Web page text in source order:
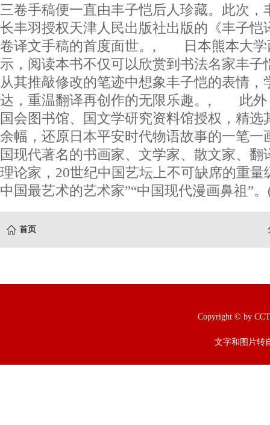
三卷手稿便一直由丰子恺后人珍藏。此次，
长丰羽授权天津人民出版社出版的《丰子恺
卷译文手稿的首度面世。, 日本熊本大学
示，阅读本书不仅可以欣赏到书法名家丰子
从其推敲修改的笔迹中想象丰子恺的表情，
达，重温翻译再创作的无限乐趣。, 此外
国会图书馆、国文学研究资料馆授权，精选
余幅，还原日本平安时代物语故事的一
国现代著名的书画家、文学家、散文家、翻
理论家，20世纪中国艺坛上不可缺席的重量
中国最艺术的艺术家”“中国现代漫画鼻祖”
首页
Copyright © by
文字和图片转